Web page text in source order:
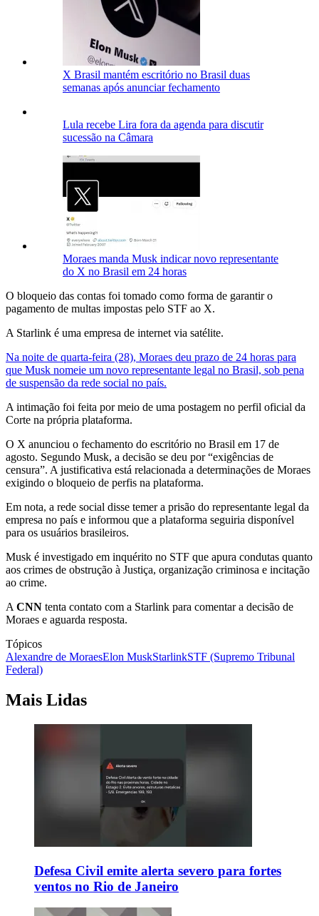
X Brasil mantém escritório no Brasil duas
semanas após anunciar fechamento
Lula recebe Lira fora da agenda para discutir
sucessão na Câmara
Moraes manda Musk indicar novo representante
do X no Brasil em 24 horas
O bloqueio das contas foi tomado como forma de garantir o
pagamento de multas impostas pelo STF ao X.
A Starlink é uma empresa de internet via satélite.
Na noite de quarta-feira (28), Moraes deu prazo de 24 horas para
que Musk nomeie um novo representante legal no Brasil, sob pena
de suspensão da rede social no país.
A intimação foi feita por meio de uma postagem no perfil oficial da
Corte na própria plataforma.
O X anunciou o fechamento do escritório no Brasil em 17 de
agosto. Segundo Musk, a decisão se deu por “exigências de
censura”. A justificativa está relacionada a determinações de Moraes
exigindo o bloqueio de perfis na plataforma.
Em nota, a rede social disse temer a prisão do representante legal da
empresa no país e informou que a plataforma seguiria disponível
para os usuários brasileiros.
Musk é investigado em inquérito no STF que apura condutas quanto
aos crimes de obstrução à Justiça, organização criminosa e incitação
ao crime.
A CNN tenta contato com a Starlink para comentar a decisão de
Moraes e aguarda resposta.
Tópicos
Alexandre de MoraesElon MuskStarlinkSTF (Supremo Tribunal
Federal)
Mais Lidas
Defesa Civil emite alerta severo para fortes
ventos no Rio de Janeiro